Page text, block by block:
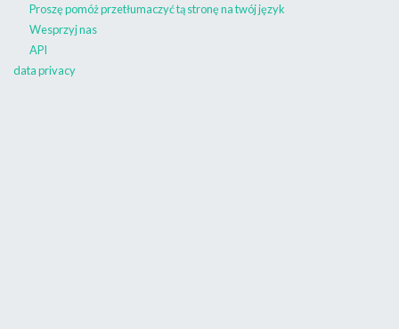
Proszę pomóż przetłumaczyć tą stronę na twój język
Wesprzyj nas
API
data privacy